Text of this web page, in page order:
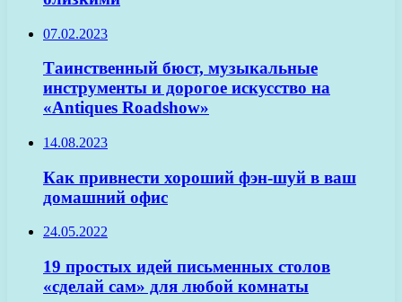
07.02.2023
Таинственный бюст, музыкальные
инструменты и дорогое искусство на
«Antiques Roadshow»
14.08.2023
Как привнести хороший фэн-шуй в ваш
домашний офис
24.05.2022
19 простых идей письменных столов
«сделай сам» для любой комнаты